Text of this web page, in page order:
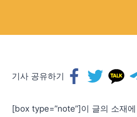
기사 공유하기
[box type=”note”]이 글의 소재